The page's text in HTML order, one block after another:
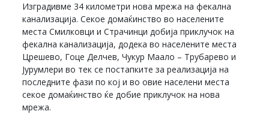
Изградивме 34 километри нова мрежа на фекална
канализација. Секое домаќинство во населените
места Смилковци и Страчинци добија приклучок на
фекална канализација, додека во населените места
Црешево, Гоце Делчев, Чукур Маало – Трубарево и
Јурумлери во тек се постапките за реализација на
последните фази по кој и во овие населени места
секое домаќинство ќе добие приклучок на нова
мрежа.